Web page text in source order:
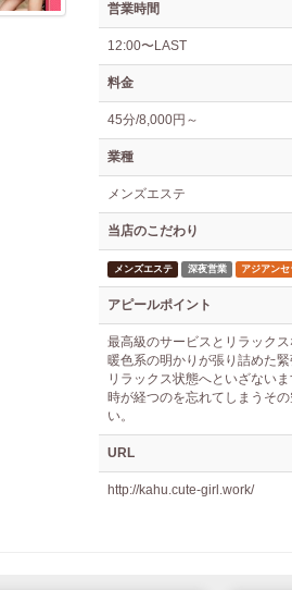
営業時間
12:00〜LAST
料金
45分/8,000円～
業種
メンズエステ
当店のこだわり
メンズエステ 深夜営業 アジアンセ
アピールポイント
最高級のサービスとリラック
暖色系の明かりが張り詰めた
リラックス状態へといざないま
時が経つのを忘れてしまうそ
い。
URL
http://kahu.cute-girl.work/